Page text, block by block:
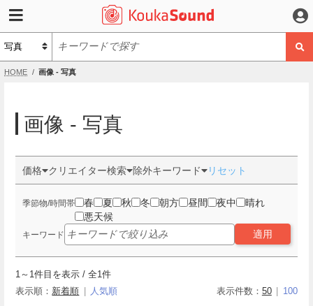
HOME 画像 - 写真
画像 - 写真
価格 クリエイター検索 除外キーワード リセット
季節物/時間帯 春 夏 秋 冬 朝方 昼間 夜中
晴れ
悪天候
キーワード 適用
1 ～ 1件目を表示 / 全1件
表示順： 新着順 人気順 表示件数： 50 100